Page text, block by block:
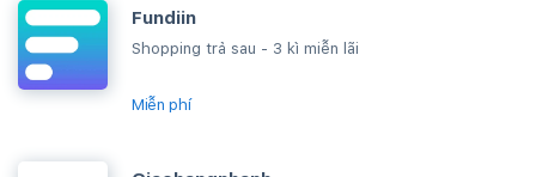
Fundiin
Shopping trả sau - 3 kì miễn lãi
Miễn phí